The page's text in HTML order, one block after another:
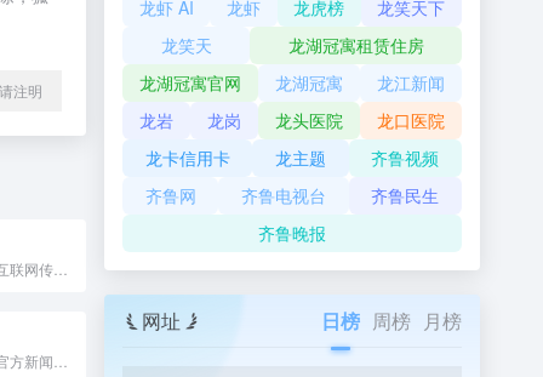
注明
龙虾 AI 龙虾 龙虎榜
龙笑天下
龙笑天
龙湖冠寓租赁住房
龙湖冠寓官网
龙湖冠寓
龙江新闻
龙岩
龙岗 龙头医院
龙口医院
龙卡信用卡
龙主题
齐鲁视频
齐鲁网
齐鲁电视台
齐鲁民生
齐鲁晚报
网址 日榜 周榜 月榜